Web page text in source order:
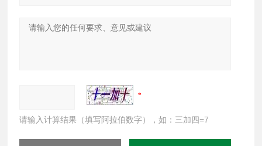
请输入计算结果（填写阿拉伯数字），如：三加四=7